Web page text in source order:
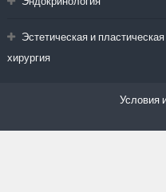
Эстетическая и пластическая
хирургия
Условия